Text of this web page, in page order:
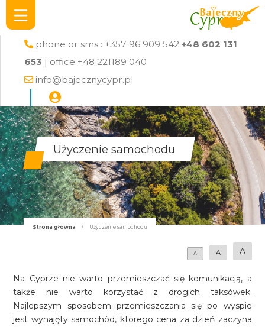
phone or sms : +357 96 909 542 +48 602 131
653 | office +48 221189 040
info@bajecznycypr.pl
Użyczenie samochodu
Strona główna / Użyczenie samochodu
A A A
Na Cyprze nie warto przemieszczać się komunikacją, a
także nie warto korzystać z drogich taksówek.
Najlepszym sposobem przemieszczania się po wyspie
jest wynajęty samochód, którego cena za dzień zaczyna